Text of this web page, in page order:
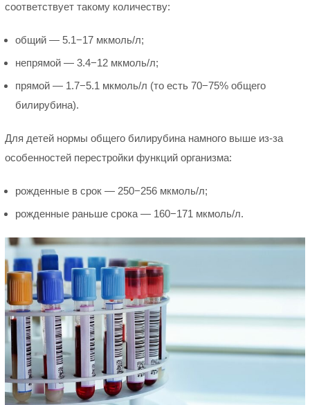
соответствует такому количеству:
общий — 5.1−17 мкмоль/л;
непрямой — 3.4−12 мкмоль/л;
прямой — 1.7−5.1 мкмоль/л (то есть 70−75% общего
билирубина).
Для детей нормы общего билирубина намного выше из-за
особенностей перестройки функций организма:
рожденные в срок — 250−256 мкмоль/л;
рожденные раньше срока — 160−171 мкмоль/л.